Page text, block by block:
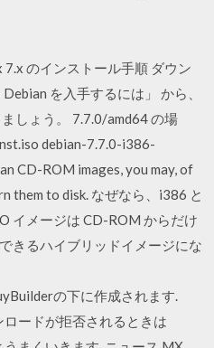
のインストール手順 ダウン
を入手するには」 から、
しょう。 7.7.0/amd64 の場
debian-7.7.0-i386-
CD-ROM images, you may, of
them to disk. なぜなら、i386 と
イメージは CD-ROM からだけ
きるハイブリッドイメージにな
の下に作成されます.
ロードが拒否されるときは